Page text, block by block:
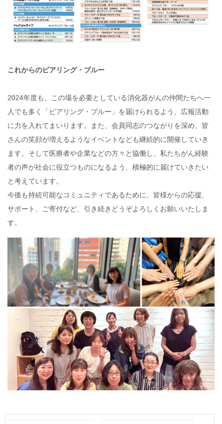
これからのピアリング・ブルー
2024年度も、この場を必要としている消化器がんの仲間たちへ一
人でも多く「ピアリング・ブルー」を届けられるよう、広報活動
に力を入れてまいります。また、会員同志のつながりを深め、皆
さんの笑顔が増えるようなイベントなども継続的に開催していき
ます。そして医療者や企業などの方々と協働し、私たちがん経験
者の声が社会に役立つものになるよう、積極的に届けていきたい
と考えています。
今後も持続可能なコミュニティであるために、皆様からの応援、
サポート、ご寄付など、引き続きどうぞよろしくお願いいたしま
す。